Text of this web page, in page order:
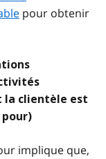
pour obtenir
la clientèle est
implique que,